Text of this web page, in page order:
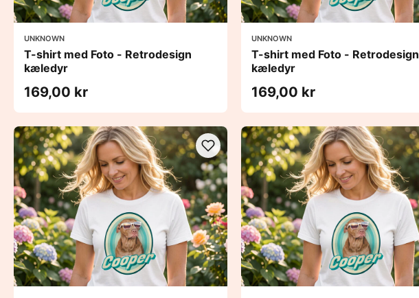
UNKNOWN
T-shirt med Foto - Retrodesign
kæledyr
169,00 kr
UNKNOWN
T-shirt med Foto - Retrodesign
kæledyr
169,00 kr